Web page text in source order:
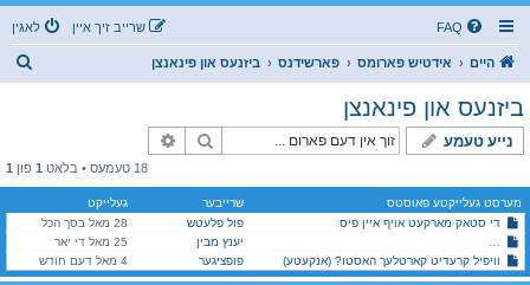
FAQ לאגין שרייב זיך איין
היים אידטיש פארומס פארשידנס ביזנעס און פינאנצן
ביזנעס און פינאנצן
נייע טעמע זוך
18 טעמעס • בלאט 1 פון 1
מערסט געלייקטע פאוסטס שרייבער
געלייקט
די סטאק מארקעט אויף איין פיס
פול פלעטש
28 מאל בסך הכל
די יסודות פון עפענען און אוועקשטעלן א ביזנעס [פון א לעגאלע שטאנדפונקט] -וועכענטליכע שמועס-
יענץ מבין
25 מאל די יאר
וויפיל קרעדיט קארטלעך האסטו? (אנקעטע)
פופציגער 4 מאל דעם חודש